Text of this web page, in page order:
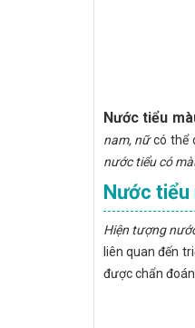
Nước tiểu
nam, nữcó thể
nước tiểu có
Nước tiểu
Hiện tượng
liên quan đến
được chẩn